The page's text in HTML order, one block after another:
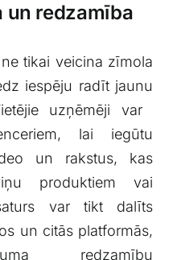
un redzamība
tikai veicina zīmola
iespēju ⁢radīt ‍jaunu
uzņēmēji var
lai iegūtu‍
un ​rakstus, kas
produktiem vai
var tikt ⁤dalīts
un citās platformās,
redzamību